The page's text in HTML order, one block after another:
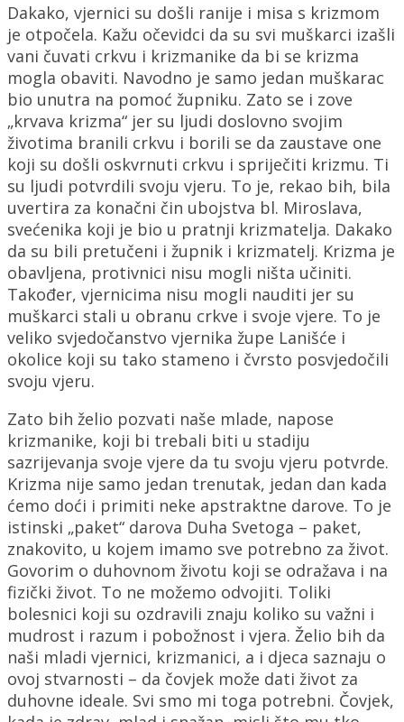
Dakako, vjernici su došli ranije i misa s krizmom
je otpočela. Kažu očevidci da su svi muškarci izašli
vani čuvati crkvu i krizmanike da bi se krizma
mogla obaviti. Navodno je samo jedan muškarac
bio unutra na pomoć župniku. Zato se i zove
„krvava krizma“ jer su ljudi doslovno svojim
životima branili crkvu i borili se da zaustave one
koji su došli oskvrnuti crkvu i spriječiti krizmu. Ti
su ljudi potvrdili svoju vjeru. To je, rekao bih, bila
uvertira za konačni čin ubojstva bl. Miroslava,
svećenika koji je bio u pratnji krizmatelja. Dakako
da su bili pretučeni i župnik i krizmatelj. Krizma je
obavljena, protivnici nisu mogli ništa učiniti.
Također, vjernicima nisu mogli nauditi jer su
muškarci stali u obranu crkve i svoje vjere. To je
veliko svjedočanstvo vjernika župe Lanišće i
okolice koji su tako stameno i čvrsto posvjedočili
svoju vjeru.
Zato bih želio pozvati naše mlade, napose
krizmanike, koji bi trebali biti u stadiju
sazrijevanja svoje vjere da tu svoju vjeru potvrde.
Krizma nije samo jedan trenutak, jedan dan kada
ćemo doći i primiti neke apstraktne darove. To je
istinski „paket“ darova Duha Svetoga – paket,
znakovito, u kojem imamo sve potrebno za život.
Govorim o duhovnom životu koji se odražava i na
fizički život. To ne možemo odvojiti. Toliki
bolesnici koji su ozdravili znaju koliko su važni i
mudrost i razum i pobožnost i vjera. Želio bih da
naši mladi vjernici, krizmanici, a i djeca saznaju o
ovoj stvarnosti – da čovjek može dati život za
duhovne ideale. Svi smo mi toga potrebni. Čovjek,